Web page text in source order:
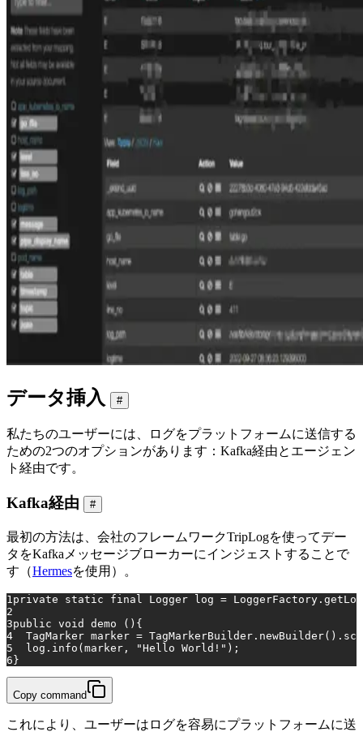
データ挿入 #
私たちのユーザーには、ログをプラットフォームに送信する
ための2つのオプションがあります：Kafka経由とエージェン
ト経由です。
Kafka経由 #
最初の方法は、会社のフレームワークTripLogを使ってデー
タをKafkaメッセージブローカーにインジェストすることで
す（Hermesを使用）。
1 private static final Logger log =
2
3public void demo () {
4
TagMarker marker =
5
  log.info(marker,
"Hello World!" );
6 }
Copy command
これにより、ユーザーはログを容易にプラットフォームに送